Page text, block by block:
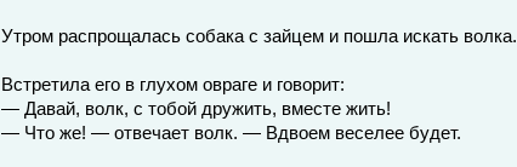
Утром распрощалась собака с зайцем и пошла искать волка.
Встретила его в глухом овраге и говорит:
— Давай, волк, с тобой дружить, вместе жить!
— Что же! — отвечает волк. — Вдвоем веселее будет.